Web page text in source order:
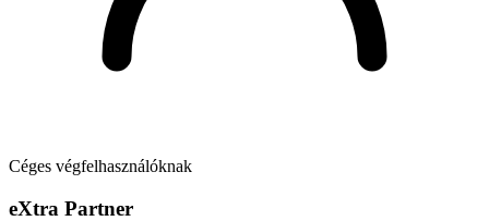
Céges végfelhasználóknak
eXtra Partner